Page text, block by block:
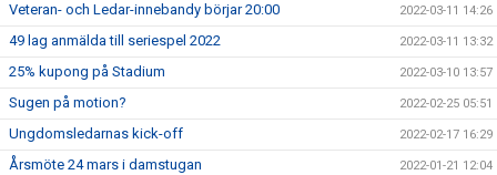
Veteran- och Ledar-innebandy börjar 20:00 2022-03-11 14:26
49 lag anmälda till seriespel 2022 2022-03-11 13:32
25% kupong på Stadium 2022-03-10 13:57
Sugen på motion? 2022-02-25 05:51
Ungdomsledarnas kick-off 2022-02-17 16:29
Årsmöte 24 mars i damstugan 2022-01-21 12:04